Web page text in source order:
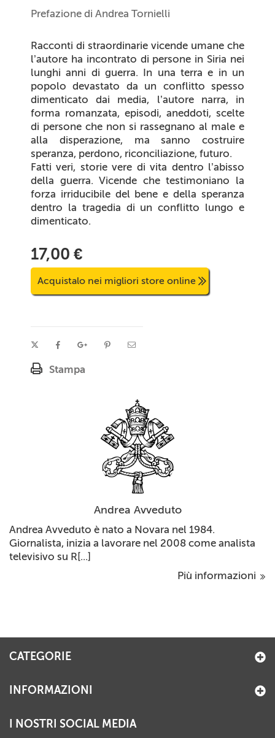
Prefazione di Andrea Tornielli
Racconti di straordinarie vicende umane che
l’autore ha incontrato di persone in Siria nei
lunghi anni di guerra. In una terra e in un
popolo devastato da un conflitto spesso
dimenticato dai media, l’autore narra, in
forma romanzata, episodi, aneddoti, scelte
di persone che non si rassegnano al male e
alla disperazione, ma sanno costruire
speranza, perdono, riconciliazione, futuro.
Fatti veri, storie vere di vita dentro l’abisso
della guerra. Vicende che testimoniano la
forza irriducibile del bene e della speranza
dentro la tragedia di un conflitto lungo e
dimenticato.
17,00 €
Acquistalo nei migliori store online
Stampa
Andrea Avveduto
Andrea Avveduto è nato a Novara nel 1984.
Giornalista, inizia a lavorare nel 2008 come analista
televisivo su R[...]
Più informazioni
CATEGORIE
INFORMAZIONI
I NOSTRI SOCIAL MEDIA